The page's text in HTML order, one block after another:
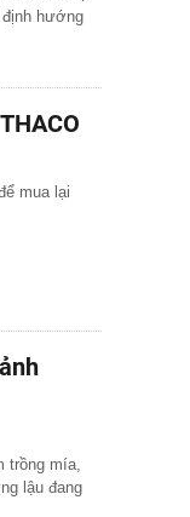
hướng
mua lại
trồng mía,
lậu đang